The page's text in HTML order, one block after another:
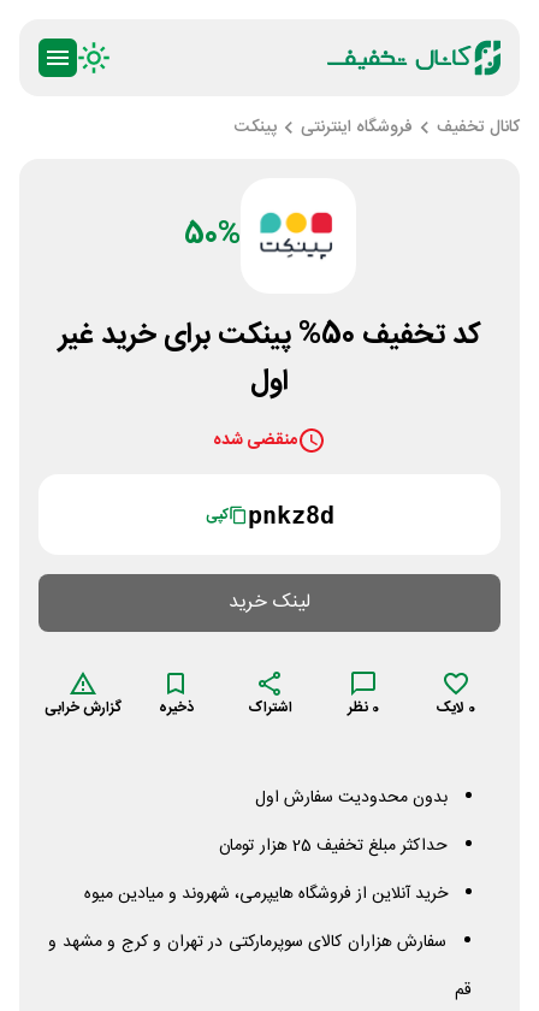
کانال تخفیف فروشگاه اینترنتی پینکت
50%
کد تخفیف 50% پینکت برای خرید غیر
اول
منقضی شده
pnkz8d کپی
لینک خرید
0 لایک 0 نظر اشتراک ذخیره گزارش خرابی
بدون محدودیت سفارش اول
حداکثر مبلغ تخفیف 25 هزار تومان
خرید آنلاین از فروشگاه هایپرمی، شهروند و میادین میوه
سفارش هزاران کالای سوپرمارکتی در تهران و کرج و مشهد و
قم